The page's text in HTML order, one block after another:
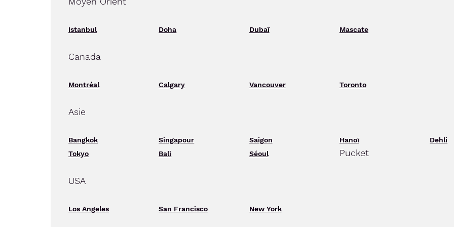
Istanbul Doha Dubaï Mascate
Canada
Montréal Calgary Vancouver Toronto
Asie
Bangkok Singapour Saigon Hanoï
Dehli
Tokyo
Bali Séoul Pucket
USA
Los Angeles San Francisco New York